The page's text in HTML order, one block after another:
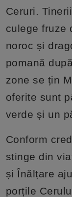
Ceruri.
culege fruze
noroc și
pomană
zone se țin
oferite sunt
verde și un
Conform
stinge din
și Înălțare
porțile